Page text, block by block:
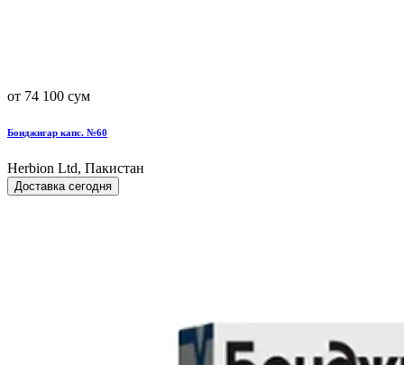
от 74 100 сум
Бонджигар капс. №60
Herbion Ltd, Пакистан
Доставка сегодня